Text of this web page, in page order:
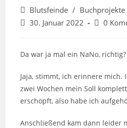
Beitrags-
Kategorie:
Blutsfeinde / Buchprojekte
Beitrag
30. Januar 2022
Beitrags-
0
Da war ja mal ein NaNo, richtig?
Jaja, stimmt, ich erinnere mich.
zwei Wochen mein Soll
erschöpft, also habe ich
Anschließend kam dann leider